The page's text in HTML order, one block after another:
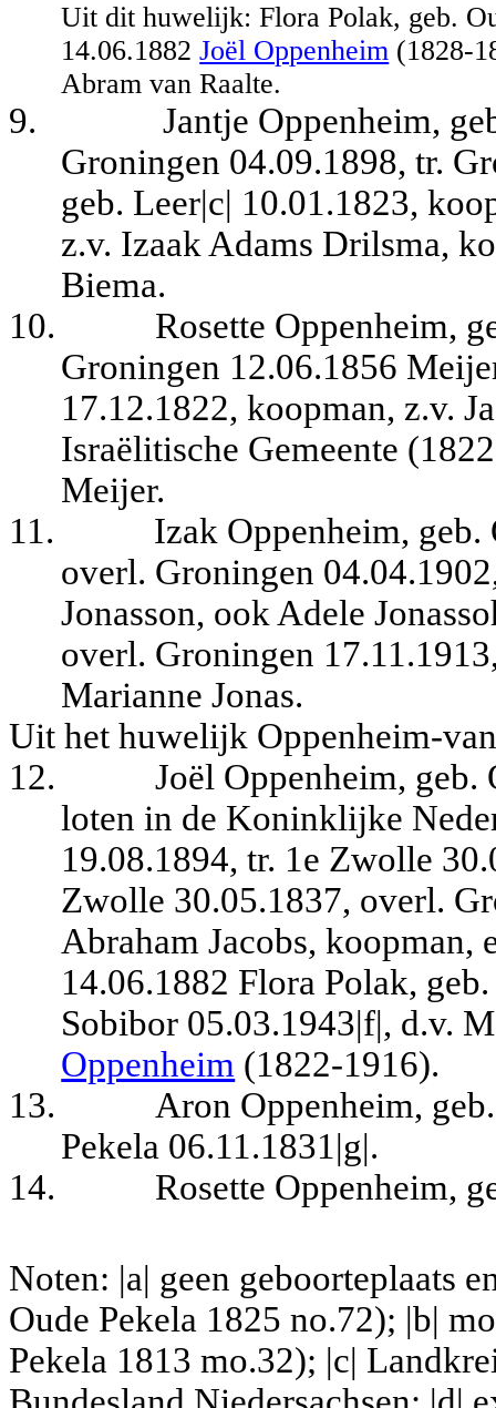
Uit dit huwelijk: Flora Polak, geb.
14.06.1882Joël Oppenheim (1828-
Abram van Raalte.
9.
Jantje Oppenheim,
Groningen 04.09.1898, tr.
geb. Leer|c| 10.01.1823,
z.v. Izaak Adams Drilsma,
Biema.
10.
Rosette Oppenheim,
Groningen 12.06.1856
17.12.1822, koopman, z.v.
Israëlitische Gemeente
Meijer.
11.
Izak Oppenheim, geb.
overl. Groningen
Jonasson, ook Adele
overl. Groningen
Marianne Jonas.
Uit het huwelijk Oppenheim-
12.
Joël Oppenheim, geb.
loten in de Koninklijke
19.08.1894, tr. 1e Zwolle
Zwolle 30.05.1837, overl.
Abraham Jacobs, koopman,
14.06.1882 Flora Polak,
Sobibor 05.03.1943|f|, d.v.
Oppenheim (1822-1916).
13.
Aron Oppenheim,
Pekela 06.11.1831|g|.
14.
Rosette Oppenheim,
Noten: |a| geen geboorteplaats
Oude Pekela 1825 no.72); |b|
Pekela 1813 mo.32); |c|